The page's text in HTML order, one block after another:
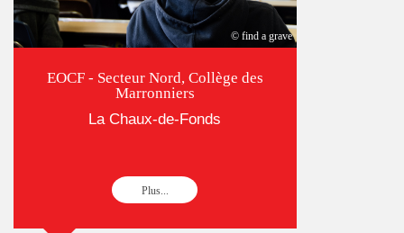
© find a grave
EOCF - Secteur Nord, Collège des
Marronniers
La Chaux-de-Fonds
Plus...